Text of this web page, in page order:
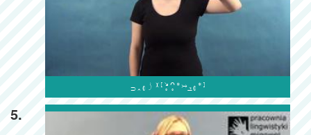

5.